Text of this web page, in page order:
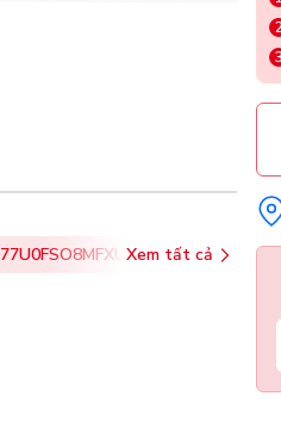
77U0FSO8MFXU Xem tất cả